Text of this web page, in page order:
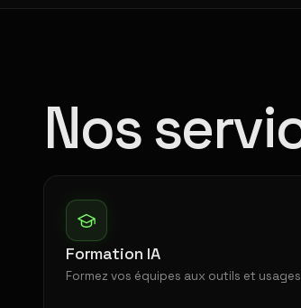
Nos
Formation IA
Formez vos équipes aux outils et